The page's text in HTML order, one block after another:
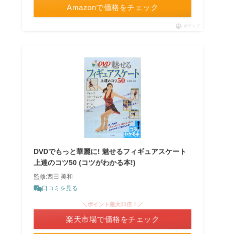
Amazonで価格をチェック
ポチップ
DVDでもっと華麗に! 魅せるフィギュアスケート
上達のコツ50 (コツがわかる本!)
監修:西田 美和
口コミを見る
＼ポイント最大11倍！／
楽天市場で価格をチェック